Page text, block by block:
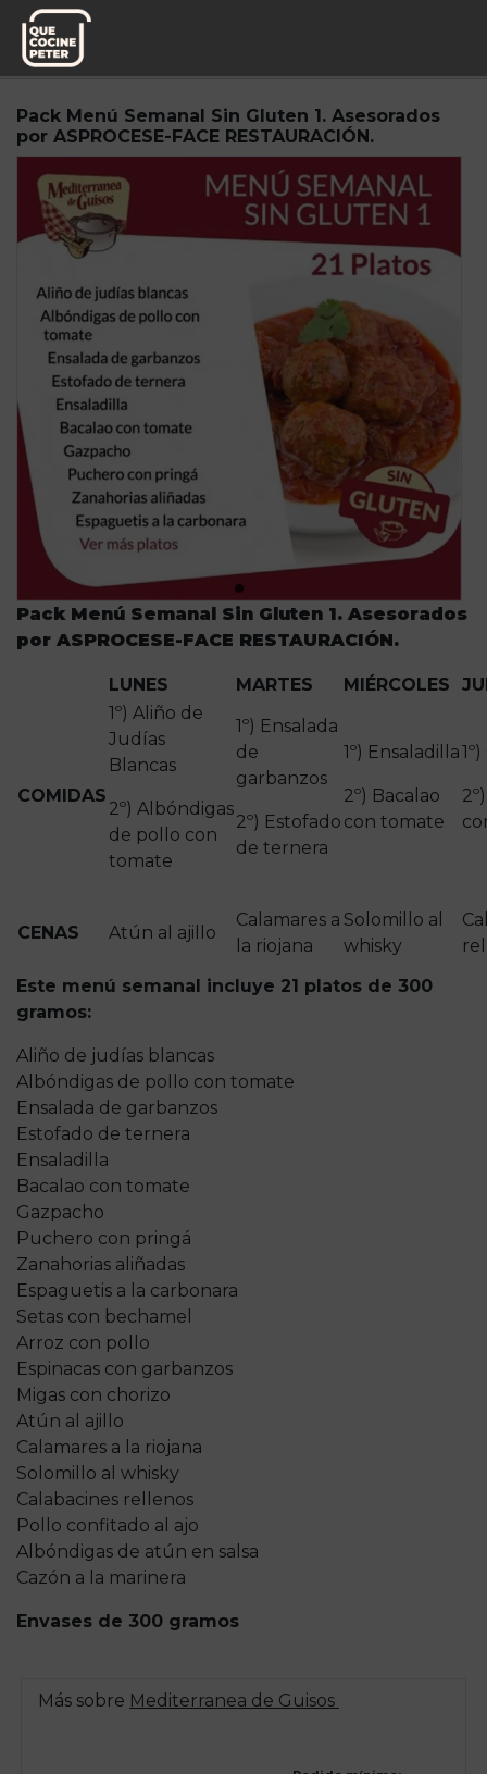
Pedido semanal
Pack Menú Semanal Sin Gluten 1. Asesorados
por ASPROCESE-FACE RESTAURACIÓN.
Pack Menú Semanal Sin Gluten 1. Asesorados
por ASPROCESE-FACE RESTAURACIÓN.
LUNES MARTES MIÉRCOLES
COMIDAS
1º) Aliño de
Judías
Blancas
2º) Albóndigas
de pollo con
tomate
1º) Ensalada
de
garbanzos
2º) Estofado
de ternera
1º) Ensaladilla
2º) Bacalao
con tomate
CENAS Atún al ajillo
Calamares a
la riojana
Solomillo al
whisky
Este menú semanal incluye 21 platos de 300
gramos:
Aliño de judías blancas
Albóndigas de pollo con tomate
Ensalada de garbanzos
Estofado de ternera
Ensaladilla
Bacalao con tomate
Gazpacho
Puchero con pringá
Zanahorias aliñadas
Espaguetis a la carbonara
Setas con bechamel
Arroz con pollo
Espinacas con garbanzos
Migas con chorizo
Atún al ajillo
Calamares a la riojana
Solomillo al whisky
Calabacines rellenos
Pollo confitado al ajo
Albóndigas de atún en salsa
Cazón a la marinera
Envases de 300 gramos
Más sobre Mediterranea de Guisos